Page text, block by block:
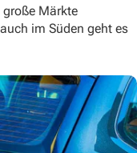
Märkte
im Süden geht es